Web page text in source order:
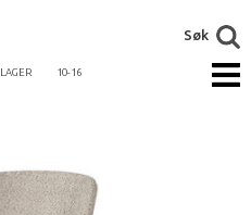
LAGER
10-16
Søk